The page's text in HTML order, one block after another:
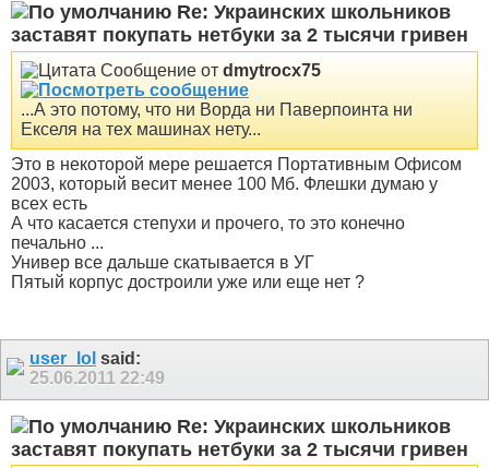
Re: Украинских школьников
заставят покупать нетбуки за 2 тысячи гривен
Сообщение от dmytrocx75
...А это потому, что ни Ворда ни Паверпоинта ни
Екселя на тех машинах нету...
Это в некоторой мере решается Портативным Офисом
2003, который весит менее 100 Мб. Флешки думаю у
всех есть
А что касается степухи и прочего, то это конечно
печально ...
Универ все дальше скатывается в УГ
Пятый корпус достроили уже или еще нет ?
user_lol said:
25.06.2011 22:49
Re: Украинских школьников
заставят покупать нетбуки за 2 тысячи гривен